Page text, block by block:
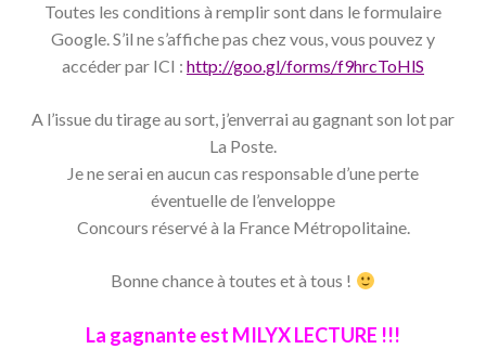
Toutes les conditions à remplir sont dans le formulaire
Google. S’il ne s’affiche pas chez vous, vous pouvez y
accéder par ICI : http://goo.gl/forms/f9hrcToHlS
A l’issue du tirage au sort, j’enverrai au gagnant son lot par
La Poste.
Je ne serai en aucun cas responsable d’une perte
éventuelle de l’enveloppe
Concours réservé à la France Métropolitaine.
Bonne chance à toutes et à tous !
La gagnante est MILYX LECTURE !!!